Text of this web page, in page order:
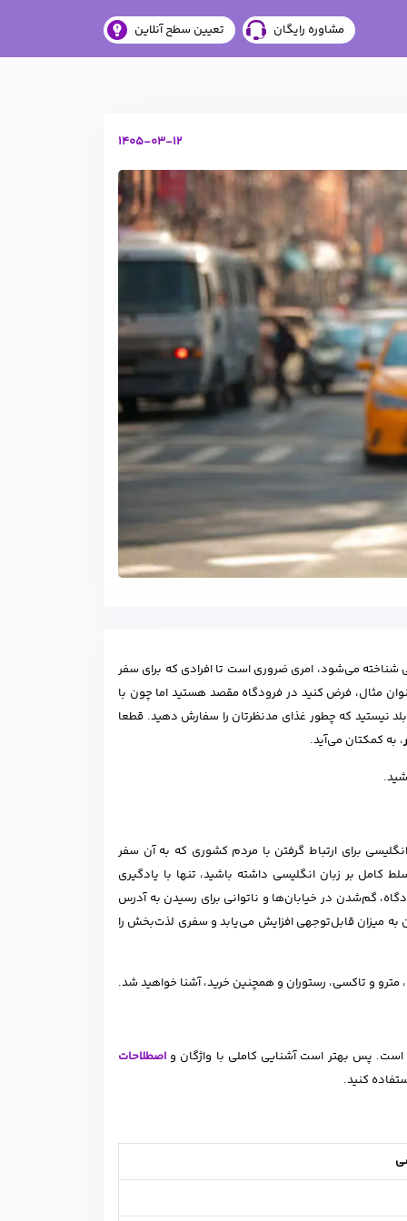
مشاوره رایگان تعیین سطح آنلاین
1405-03-12
شناخته می‌شود، امری ضروری است تا افرادی که برای سفر
مثال، فرض کنید در فرودگاه مقصد هستید اما چون با
نیستید که چطور غذای مدنظرتان را سفارش دهید. قطعا
، به کمکتان می‌آید.
برای ارتباط گرفتن با مردم کشوری که به آن سفر
کامل بر زبان انگلیسی داشته باشید، تنها با یادگیری
گم‌شدن در خیابان‌ها و ناتوانی برای رسیدن به آدرس
به میزان قابل‌توجهی افزایش می‌یابد و سفری لذت‌بخش را
مترو و تاکسی، رستوران و همچنین خرید، آشنا خواهید شد.
پس بهتر است آشنایی کاملی با واژگان و اصطلاحات
کنید.